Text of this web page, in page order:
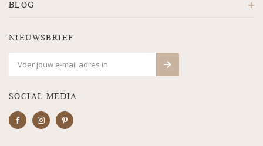
BLOG
NIEUWSBRIEF
SOCIAL MEDIA